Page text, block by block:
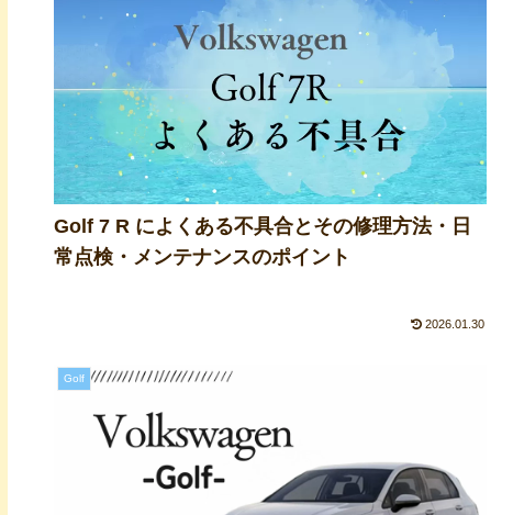
Golf 7 R によくある不具合とその修理方法・日
常点検・メンテナンスのポイント
2026.01.30
Golf